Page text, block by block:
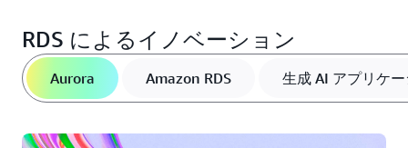
RDS によるイノベーション
Aurora Amazon RDS 生成 AI アプリケ